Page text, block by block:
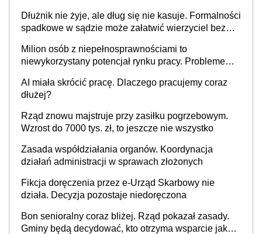
Dłużnik nie żyje, ale dług się nie kasuje. Formalności
spadkowe w sądzie może załatwić wierzyciel bez
Milion osób z niepełnosprawnościami to
niewykorzystany potencjał rynku pracy. Problemem
refundacji, ale bariery po stronie systemu i
świadomości pracodawców [WYWIAD]
AI miała skrócić pracę. Dlaczego pracujemy coraz
dłużej?
Rząd znowu majstruje przy zasiłku pogrzebowym.
Wzrost do 7000 tys. zł, to jeszcze nie wszystko
Zasada współdziałania organów. Koordynacja
działań administracji w sprawach złożonych
Fikcja doręczenia przez e-Urząd Skarbowy nie
działa. Decyzja pozostaje niedoręczona
Bon senioralny coraz bliżej. Rząd pokazał zasady.
Gminy będą decydować, kto otrzyma wsparcie jako